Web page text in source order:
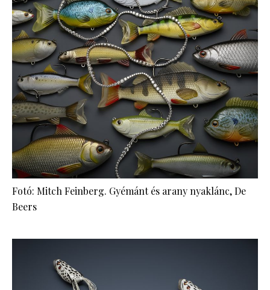
Fotó: Mitch Feinberg. Gyémánt és arany nyaklánc, De
Beers